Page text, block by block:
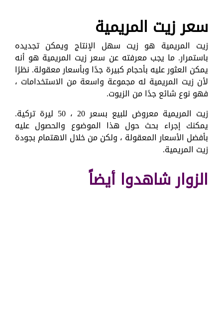
سعر زيت المريمية
زيت المريمية هو زيت سهل الإنتاج ويمكن تجديده
باستمرار. ما يجب معرفته عن سعر زيت المريمية هو أنه
يمكن العثور عليه بأحجام كبيرة جدًا وبأسعار معقولة. نظرًا
لأن زيت المريمية له مجموعة واسعة من الاستخدامات ،
فهو نوع شائع جدًا من الزيوت.
زيت المريمية معروض للبيع بسعر 20 ، 50 ليرة تركية.
يمكنك إجراء بحث حول هذا الموضوع والحصول عليه
بأفضل الأسعار المعقولة ، ولكن من خلال الاهتمام بجودة
زيت المريمية.
الزوار شاهدوا أيضاً